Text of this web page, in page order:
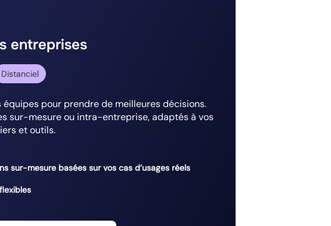
entreprises
Distanciel
équipes pour prendre de meilleures décisions.
sur-mesure ou intra-entreprise, adaptés à vos
et outils.
sur-mesure basées sur vos cas d’usages réels